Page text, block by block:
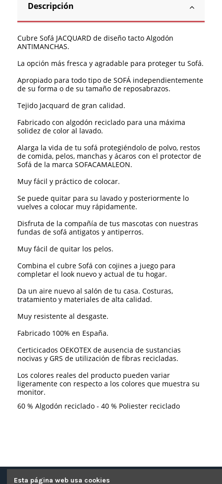
Descripción
Cubre Sofá JACQUARD de diseño tacto Algodón
ANTIMANCHAS.
La opción más fresca y agradable para proteger tu Sofá.
Apropiado para todo tipo de SOFÁ independientemente
de su forma o de su tamaño de reposabrazos.
Tejido Jacquard de gran calidad.
Fabricado con algodón reciclado para una máxima
solidez de color al lavado.
Alarga la vida de tu sofá protegiéndolo de polvo, restos
de comida, pelos, manchas y ácaros con el protector de
Sofá de la marca SOFACAMALEON.
Muy fácil y práctico de colocar.
Se puede quitar para su lavado y posteriormente lo
vuelves a colocar muy rápidamente.
Disfruta de la compañía de tus mascotas con nuestras
fundas de sofá antigatos y antiperros.
Muy fácil de quitar los pelos.
Combina el cubre Sofá con cojines a juego para
completar el look nuevo y actual de tu hogar.
Da un aire nuevo al salón de tu casa. Costuras,
tratamiento y materiales de alta calidad.
Muy resistente al desgaste.
Fabricado 100% en España.
Certicicados OEKOTEX de ausencia de sustancias
nocivas y GRS de utilización de fibras recicladas.
Los colores reales del producto pueden variar
ligeramente con respecto a los colores que muestra su
monitor.
60 % Algodón reciclado - 40 % Poliester reciclado
Esta página web usa cookies